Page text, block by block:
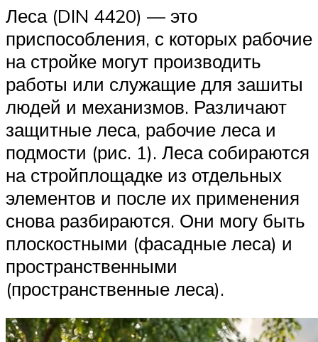
Леса (DIN 4420) — это
приспособления, с которых рабочие
на стройке могут производить
работы или служащие для зашиты
людей и механизмов. Различают
защитные леса, рабочие леса и
подмости (рис. 1). Леса собираются
на стройплощадке из отдельных
элементов и после их применения
снова разбираются. Они могу быть
плоскостными (фасадные леса) и
пространственными
(пространственные леса).